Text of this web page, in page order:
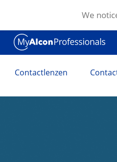
Overslaan en naar de inhoud
Contactlenzen
We